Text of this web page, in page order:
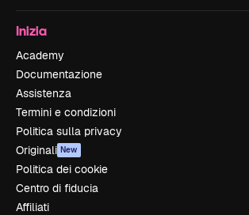
Inizia
Academy
Documentazione
Assistenza
Termini e condizioni
Politica sulla privacy
Originali New
Politica dei cookie
Centro di fiducia
Affiliati